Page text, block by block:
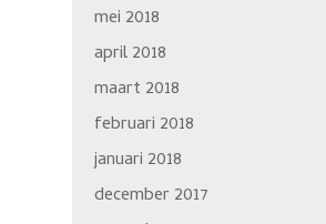
mei 2018
april 2018
maart 2018
februari 2018
januari 2018
december 2017